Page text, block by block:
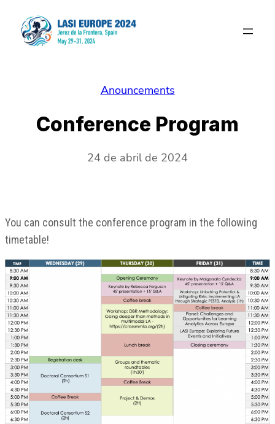
Saltar
contenido
Anouncements
Conference Program
24 de abril de 2024
You can consult the conference program in the following
timetable!